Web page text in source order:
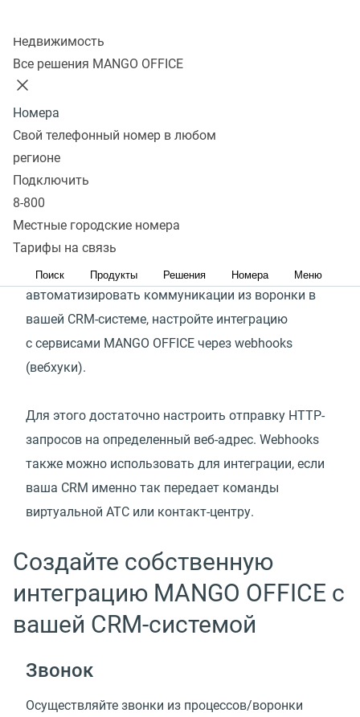
Недвижимость
Все решения MANGO OFFICE
Номера
Свой телефонный номер в любом
регионе
Подключить
8-800
Местные городские номера
Тарифы на связь
Поиск Продукты Решения Номера Меню
Сервисы MANGO OFFICE легко и просто
системами и другими офисными приложениями:
для подключения, в них реализованы самые
востребованные клиентами сценарии.
Посмотреть список готовых интеграций
Если готовой интеграции с экосистемой
MANGO OFFICE в списке нет или вам требуется
автоматизировать коммуникации из воронки в
вашей CRM-системе, настройте интеграцию
с сервисами MANGO OFFICE через webhooks
(вебхуки).
Для этого достаточно настроить отправку HTTP-
запросов на определенный веб-адрес. Webhooks
также можно использовать для интеграции, если
ваша CRM именно так передает команды
виртуальной АТС или контакт-центру.
Создайте собственную
интеграцию MANGO OFFICE с
вашей CRM-системой
Звонок
Осуществляйте звонки из процессов/воронки